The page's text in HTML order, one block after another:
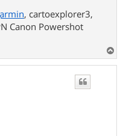
, cartoexplorer3,
Canon Powershot
a
u